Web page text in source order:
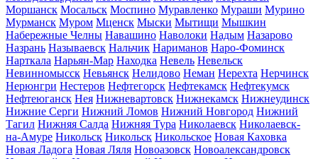
Моршанск Мосальск Моспино Муравленко Мураши Мурино
Мурманск Муром Мценск Мыски Мытищи Мышкин
Набережные Челны Навашино Наволоки Надым Назарово
Назрань Называевск Нальчик Нариманов Наро-Фоминск
Нарткала Нарьян-Мар Находка Невель Невельск
Невинномысск Невьянск Нелидово Неман Нерехта Нерчинск
Нерюнгри Нестеров Нефтегорск Нефтекамск Нефтекумск
Нефтеюганск Нея Нижневартовск Нижнекамск Нижнеудинск
Нижние Серги Нижний Ломов Нижний Новгород Нижний
Тагил Нижняя Салда Нижняя Тура Николаевск Николаевск-
на-Амуре Никольск Никольск Никольское Новая Каховка
Новая Ладога Новая Ляля Новоазовск Новоалександровск